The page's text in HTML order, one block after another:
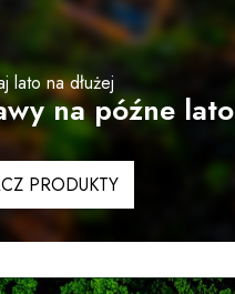
lato na dłużej
na późne lato
PRODUKTY